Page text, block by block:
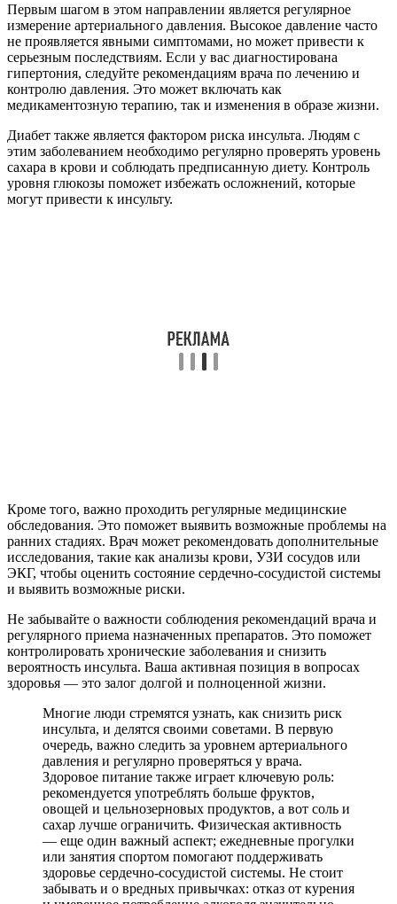
Первым шагом в этом направлении является регулярное
измерение артериального давления. Высокое давление часто
не проявляется явными симптомами, но может привести к
серьезным последствиям. Если у вас диагностирована
гипертония, следуйте рекомендациям врача по лечению и
контролю давления. Это может включать как
медикаментозную терапию, так и изменения в образе жизни.
Диабет также является фактором риска инсульта. Людям с
этим заболеванием необходимо регулярно проверять уровень
сахара в крови и соблюдать предписанную диету. Контроль
уровня глюкозы поможет избежать осложнений, которые
могут привести к инсульту.
Кроме того, важно проходить регулярные медицинские
обследования. Это поможет выявить возможные проблемы на
ранних стадиях. Врач может рекомендовать дополнительные
исследования, такие как анализы крови, УЗИ сосудов или
ЭКГ, чтобы оценить состояние сердечно-сосудистой системы
и выявить возможные риски.
Не забывайте о важности соблюдения рекомендаций врача и
регулярного приема назначенных препаратов. Это поможет
контролировать хронические заболевания и снизить
вероятность инсульта. Ваша активная позиция в вопросах
здоровья — это залог долгой и полноценной жизни.
Многие люди стремятся узнать, как снизить риск
инсульта, и делятся своими советами. В первую
очередь, важно следить за уровнем артериального
давления и регулярно проверяться у врача.
Здоровое питание также играет ключевую роль:
рекомендуется употреблять больше фруктов,
овощей и цельнозерновых продуктов, а вот соль и
сахар лучше ограничить. Физическая активность
— еще один важный аспект; ежедневные прогулки
или занятия спортом помогают поддерживать
здоровье сердечно-сосудистой системы. Не стоит
забывать и о вредных привычках: отказ от курения